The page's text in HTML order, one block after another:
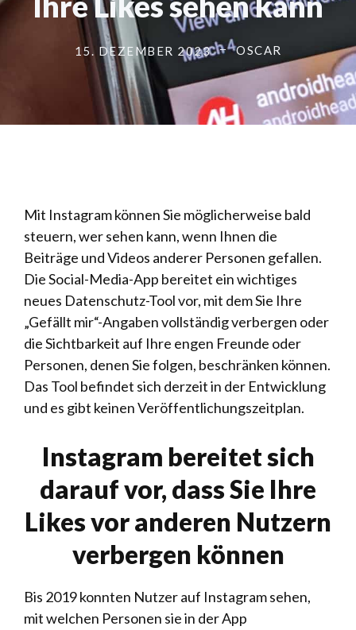
15. DEZEMBER 2023 OSCAR
Mit Instagram können Sie möglicherweise bald
steuern, wer sehen kann, wenn Ihnen die
Beiträge und Videos anderer Personen gefallen.
Die Social-Media-App bereitet ein wichtiges
neues Datenschutz-Tool vor, mit dem Sie Ihre
„Gefällt mir“-Angaben vollständig verbergen oder
die Sichtbarkeit auf Ihre engen Freunde oder
Personen, denen Sie folgen, beschränken können.
Das Tool befindet sich derzeit in der Entwicklung
und es gibt keinen Veröffentlichungszeitplan.
Instagram bereitet sich
darauf vor, dass Sie Ihre
Likes vor anderen Nutzern
verbergen können
Bis 2019 konnten Nutzer auf Instagram sehen,
mit welchen Personen sie in der App